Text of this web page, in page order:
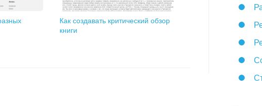
Как создавать критический обзор
книги